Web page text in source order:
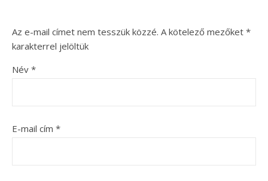
Az e-mail címet nem tesszük közzé. A kötelező mezőket *
karakterrel jelöltük
Név *
E-mail cím *